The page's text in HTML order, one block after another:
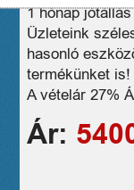
1 hónap jótállás
Üzleteink
hasonló
termékünket is!
A vételár 27%
Ár: